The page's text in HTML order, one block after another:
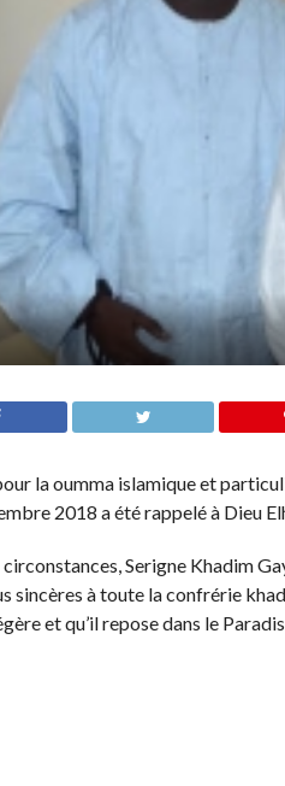
la oumma islamique et
2018 a été rappelé à Dieu
circonstances, Serigne Khadim
sincères à toute la confrérie
et qu’il repose dans le